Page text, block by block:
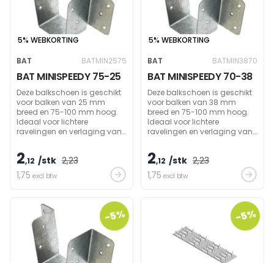
5% WEBKORTING
BAT
BATMIN2575
BAT MINISPEEDY 75-25
Deze balkschoen is geschikt
voor balken van 25 mm
breed en 75-100 mm hoog.
Ideaal voor lichtere
ravelingen en verlaging van
massa ca. 100 kg.
2,12 /stk 2,23
1,75 excl btw
5% WEBKORTING
BAT
BATMIN3870
BAT MINISPEEDY 70-38
Deze balkschoen is geschikt
voor balken van 38 mm
breed en 75-100 mm hoog.
Ideaal voor lichtere
ravelingen en verlaging van
massa ca. 100 kg.
2,12 /stk 2,23
1,75 excl btw
-5% -5%